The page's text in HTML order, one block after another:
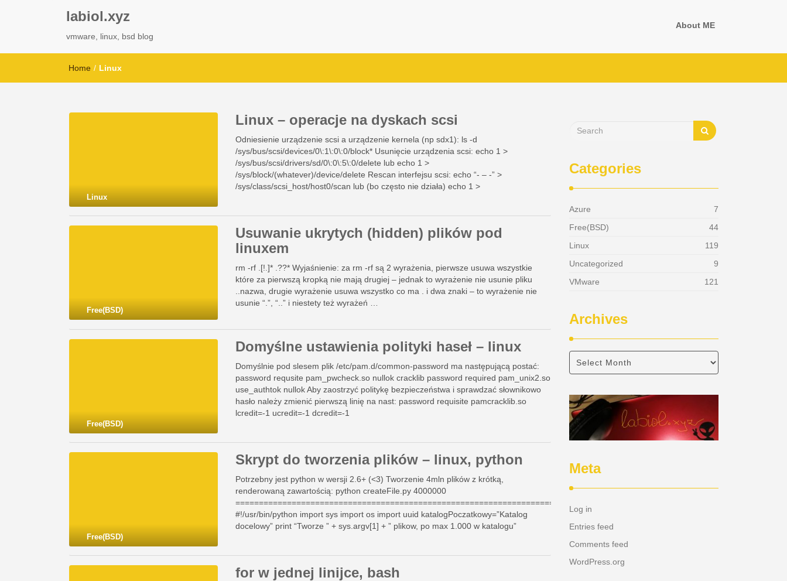
labiol.xyz
vmware, linux, bsd blog
About ME
Home / Linux
Linux
Linux – operacje na dyskach scsi
Odniesienie urządzenie scsi a urządzenie kernela (np sdx1): ls -d
/sys/bus/scsi/devices/0\:1\:0\:0/block* Usunięcie urządzenia scsi: echo 1 >
/sys/bus/scsi/drivers/sd/0\:0\:5\:0/delete lub echo 1 >
/sys/block/(whatever)/device/delete Rescan interfejsu scsi: echo “- – -” >
/sys/class/scsi_host/host0/scan lub (bo często nie działa) echo 1 >
Free(BSD)
Usuwanie ukrytych (hidden) plików pod
linuxem
rm -rf .[!.]* .??* Wyjaśnienie: za rm -rf są 2 wyrażenia, pierwsze usuwa wszystkie
które za pierwszą kropką nie mają drugiej – jednak to wyrażenie nie usunie pliku
..nazwa, drugie wyrażenie usuwa wszystko co ma . i dwa znaki – to wyrażenie nie
usunie “.”, “..” i niestety też wyrażeń …
Free(BSD)
Domyślne ustawienia polityki haseł – linux
Domyślnie pod slesem plik /etc/pam.d/common-password ma następującą postać:
password requsite pam_pwcheck.so nullok cracklib password required pam_unix2.so
use_authtok nullok Aby zaostrzyć politykę bezpieczeństwa i sprawdzać słownikowo
hasło należy zmienić pierwszą linię na nast: password requisite pamcracklib.so
lcredit=-1 ucredit=-1 dcredit=-1
Free(BSD)
Skrypt do tworzenia plików – linux, python
Potrzebny jest python w wersji 2.6+ (<3) Tworzenie 4mln plików z krótką,
renderowaną zawartością: python createFile.py 4000000
============================================================================
#!/usr/bin/python import sys import os import uuid katalogPoczatkowy=”Katalog
docelowy” print “Tworze ” + sys.argv[1] + ” plikow, po max 1.000 w katalogu”
for w jednej linijce, bash
Categories
Azure
7
Free(BSD)
44
Linux
119
Uncategorized
9
VMware
121
Archives
Meta
Log in
Entries feed
Comments feed
WordPress.org